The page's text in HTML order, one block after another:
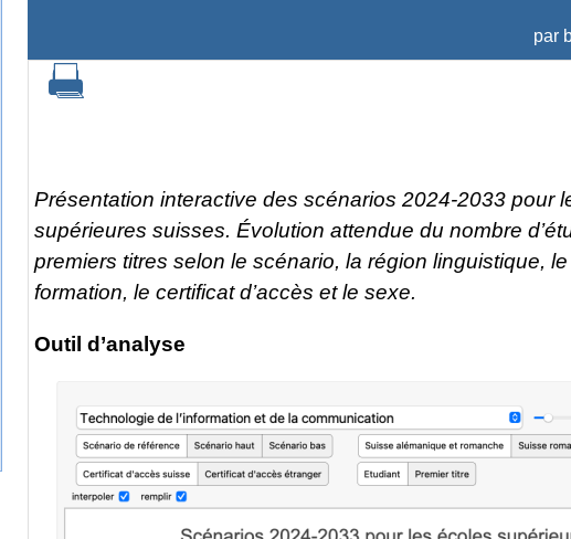
par
Présentation interactive des scénarios 2024-2033 pour
supérieures suisses. Évolution attendue du nombre
premiers titres selon le scénario, la région linguistique,
formation, le certificat d’accès et le sexe.
Outil d’analyse